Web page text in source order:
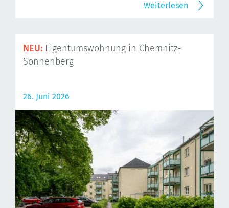
Weiterlesen
NEU: Eigentumswohnung in Chemnitz-
Sonnenberg
26. Juni 2026